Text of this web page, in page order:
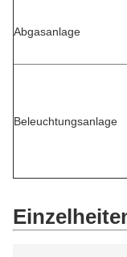
Abgasanlage
Beleuchtungsanlage